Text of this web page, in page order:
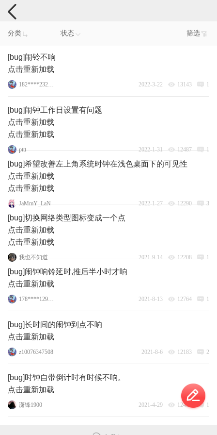
手机反馈
分类 状态 筛选
[bug]闹铃不响
点击重新加载
182****2328_1_2 2022-3-22 13143 1
[bug]闹钟工作日设置有问题
点击重新加载
点击重新加载
pttt 2022-1-31 12487 1
[bug]希望改善左上角系统时钟在浅色桌面下的可见性
点击重新加载
点击重新加载
JaMmY_LaN 2022-1-27 12290 3
[bug]切换网络类型图标变成一个点
点击重新加载
点击重新加载
我也不知道取什么 2021-9-14 12208 1
[bug]闹钟响铃延时,推后半小时才响
点击重新加载
178****1295_10 2021-8-13 12764 1
[bug]长时间的闹钟到点不响
点击重新加载
z10076347508 2021-8-6 12183 2
[bug]时钟自带倒计时有时候不响。
点击重新加载
潇锋1900 2021-4-29 12493 1